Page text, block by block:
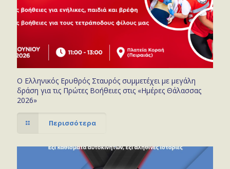
Ο Ελληνικός Ερυθρός Σταυρός συμμετέχει με μεγάλη
δράση για τις Πρώτες Βοήθειες στις «Ημέρες Θάλασσας
2026»
Περισσότερα